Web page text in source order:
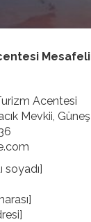
Mesafeli
Acentesi
Mevkii,
soyadı]